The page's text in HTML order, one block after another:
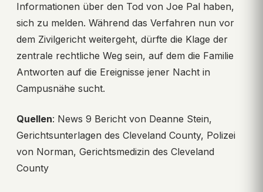
Informationen über den Tod von Joe Pal haben,
sich zu melden. Während das Verfahren nun vor
dem Zivilgericht weitergeht, dürfte die Klage der
zentrale rechtliche Weg sein, auf dem die Familie
Antworten auf die Ereignisse jener Nacht in
Campusnähe sucht.
Quellen: News 9 Bericht von Deanne Stein,
Gerichtsunterlagen des Cleveland County, Polizei
von Norman, Gerichtsmedizin des Cleveland
County